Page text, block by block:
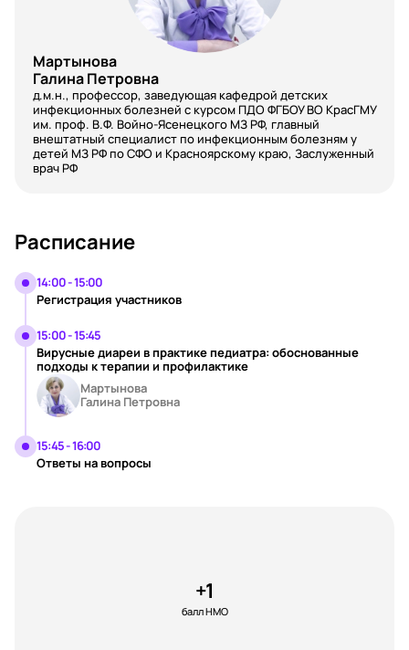
Мартынова
Галина Петровна
д.м.н., профессор, заведующая кафедрой детских
инфекционных болезней с курсом ПДО ФГБОУ ВО КрасГМУ
им. проф. В.Ф. Войно-Ясенецкого МЗ РФ, главный
внештатный специалист по инфекционным болезням у
детей МЗ РФ по СФО и Красноярскому краю, Заслуженный
врач РФ
Расписание
14:00 - 15:00
Регистрация участников
15:00 - 15:45
Вирусные диареи в практике педиатра: обоснованные
подходы к терапии и профилактике
Мартынова
Галина Петровна
15:45 - 16:00
Ответы на вопросы
+1
балл НМО